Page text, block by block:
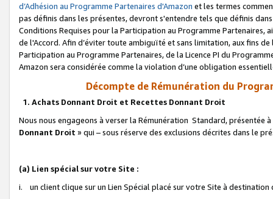
d’Adhésion au Programme Partenaires d'Amazon et les termes
pas définis dans les présentes, devront s'entendre tels que définis
Conditions Requises pour la Participation au Programme Partenaires,
de l'Accord. Afin d’éviter toute ambiguïté et sans limitation, aux fins
Participation au Programme Partenaires, de la Licence PI du
Amazon sera considérée comme la violation d’une obligation
Décompte de Rémunération du
1. Achats Donnant Droit et Recettes Donnant Droit
Nous nous engageons à verser la Rémunération Standard, présentée
Donnant Droit » qui – sous réserve des exclusions décrites dans le
(a) Lien spécial sur votre Site :
i. un client clique sur un Lien Spécial placé sur votre Site à destination